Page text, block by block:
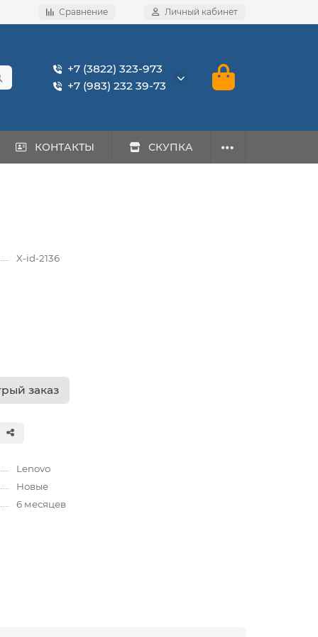
Сравнение Личный кабинет
+7 (3822) 323-973
+7 (983) 232 39-73
КОНТАКТЫ СКУПКА
X-id-2136
заказ
Lenovo
Новые
6 месяцев